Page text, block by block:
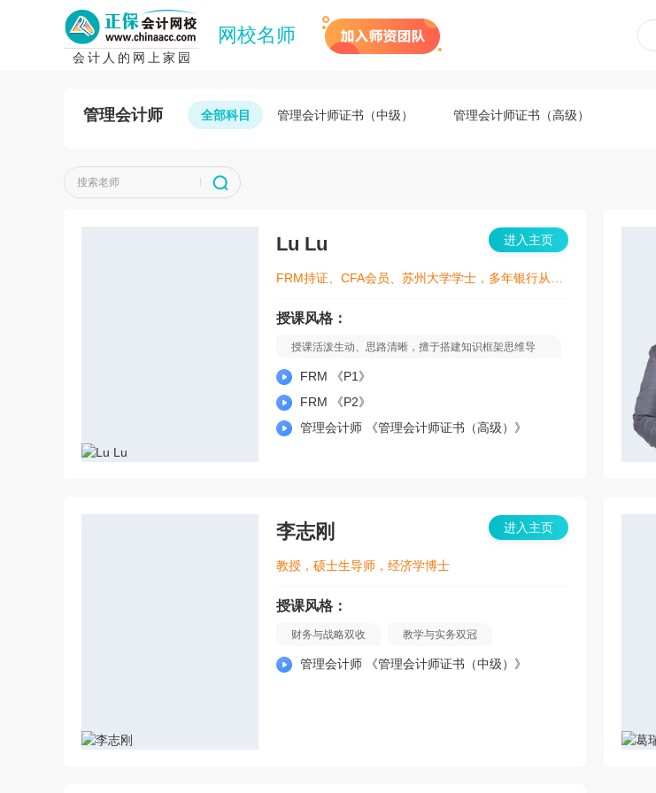
会计人的网上家园
网校名师
管理会计师 全部科目 管理会计师证书（中级） 管理会计师证书（高级）
搜索老师
进入主页
Lu Lu
授课风格：
授课活泼生动、思路清晰，擅于搭建知识框架思维导
图，阐述知识要点，结合有关案例，帮助学员理解并掌
FRM 《P1》
FRM 《P2》
管理会计师 《管理会计师证书（高级）》
进入主页
李志刚
教授，硕士生导师，经济学博士
授课风格：
财务与战略双收 教学与实务双冠
儒雅睿智
管理会计师 《管理会计师证书（中级）》